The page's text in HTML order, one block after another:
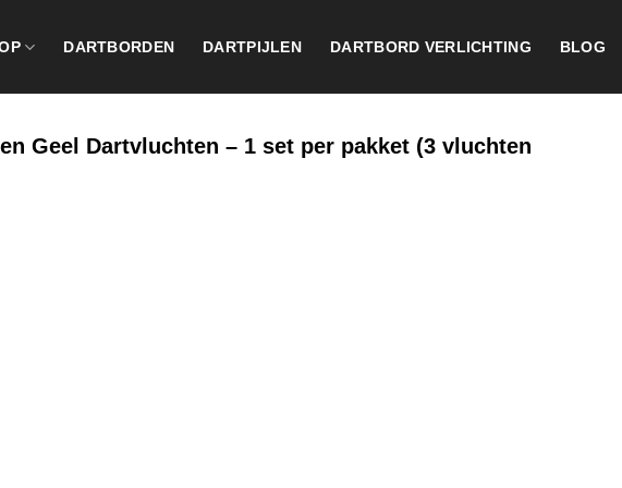
DARTBORDEN DARTPIJLEN DARTBORD VERLICHTING BLOG
Geel Dartvluchten – 1 set per pakket (3 vluchten